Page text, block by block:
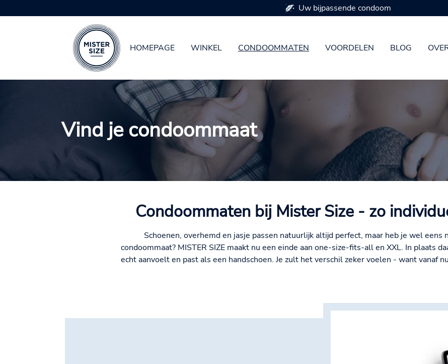
HOMEPAGE WINKEL CONDOOMMATEN VOORDELEN BLOG
Beschikbaar in 7 condoommaten
Vind je condoommaat
Condoommaten bij Mister Size - zo
Schoenen, overhemd en jasje passen natuurlijk altijd perfect, maar heb je wel eens
condoommaat? MISTER SIZE maakt nu een einde aan one-size-fits-all en XXL. In plaats
echt aanvoelt en past als een handschoen. Je zult het verschil zeker voelen - want vanaf